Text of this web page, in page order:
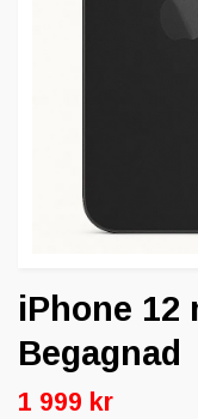
iPhone 12
Begagnad
1 999 kr